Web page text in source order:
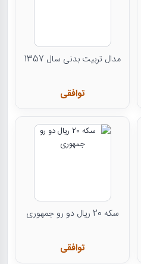
مدال تربیت بدنی سال 1357
توافقی
سکه 20 ریال دو رو جمهوری
توافقی